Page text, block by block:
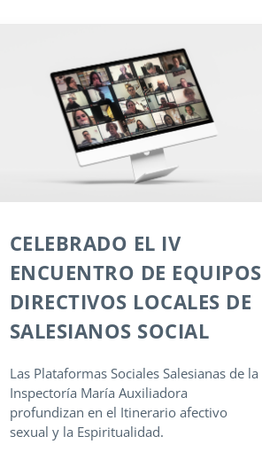
CELEBRADO EL IV
ENCUENTRO DE EQUIPOS
DIRECTIVOS LOCALES DE
SALESIANOS SOCIAL
Las Plataformas Sociales Salesianas de la
Inspectoría María Auxiliadora
profundizan en el Itinerario afectivo
sexual y la Espiritualidad.